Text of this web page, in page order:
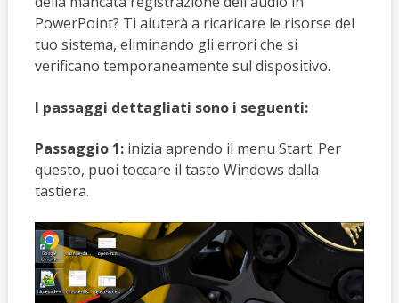
PowerPoint? Ti aiuterà a ricaricare le risorse del
tuo sistema, eliminando gli errori che si
verificano temporaneamente sul dispositivo.
I passaggi dettagliati sono i seguenti:
Passaggio 1:inizia aprendo il menu Start. Per
questo, puoi toccare il tasto Windows dalla
tastiera.